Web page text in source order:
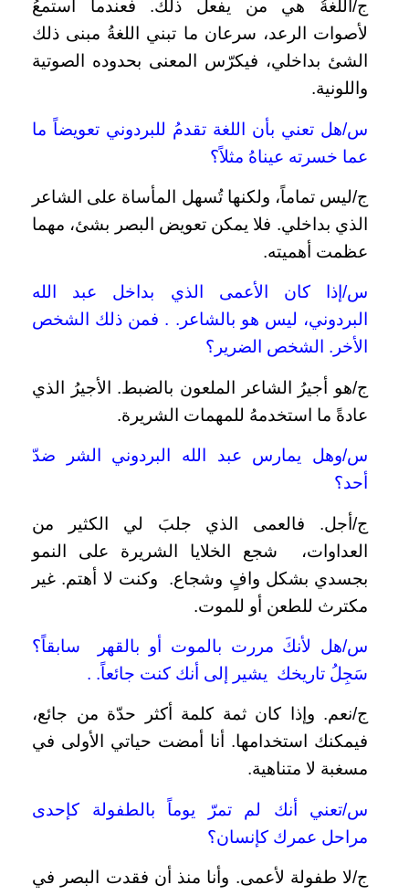
ج/اللغةُ هي من يفعل ذلك. فعندما استمعُ
لأصوات الرعد، سرعان ما تبني اللغةُ مبنى ذلك
الشئ بداخلي، فيكرّس المعنى بحدوده الصوتية
واللونية.
س/هل تعني بأن اللغة تقدمُ للبردوني تعويضاً ما
عما خسرته عيناهُ مثلاً؟
ج/ليس تماماً، ولكنها تُسهل المأساة على الشاعر
الذي بداخلي. فلا يمكن تعويض البصر بشئ، مهما
عظمت أهميته.
س/إذا كان الأعمى الذي بداخل عبد الله
البردوني، ليس هو بالشاعر. . فمن ذلك الشخص
الأخر. الشخص الضرير؟
ج/هو أجيرُ الشاعر الملعون بالضبط. الأجيرُ الذي
عادةً ما استخدمهُ للمهمات الشريرة.
س/وهل يمارس عبد الله البردوني الشر ضدّ
أحد؟
ج/أجل. فالعمى الذي جلبَ لي الكثير من
العداوات، شجع الخلايا الشريرة على النمو
بجسدي بشكل وافٍ وشجاع. وكنت لا أهتم. غير
مكترث للطعن أو للموت.
س/هل لأنكَ مررت بالموت أو بالقهر سابقاً؟
سَجِلُ تاريخك يشير إلى أنك كنت جائعاً. .
ج/نعم. وإذا كان ثمة كلمة أكثر حدّة من جائع،
فيمكنك استخدامها. أنا أمضت حياتي الأولى في
مسغبة لا متناهية.
س/تعني أنك لم تمرّ يوماً بالطفولة كإحدى
مراحل عمرك كإنسان؟
ج/لا طفولة لأعمى. وأنا منذ أن فقدت البصر في